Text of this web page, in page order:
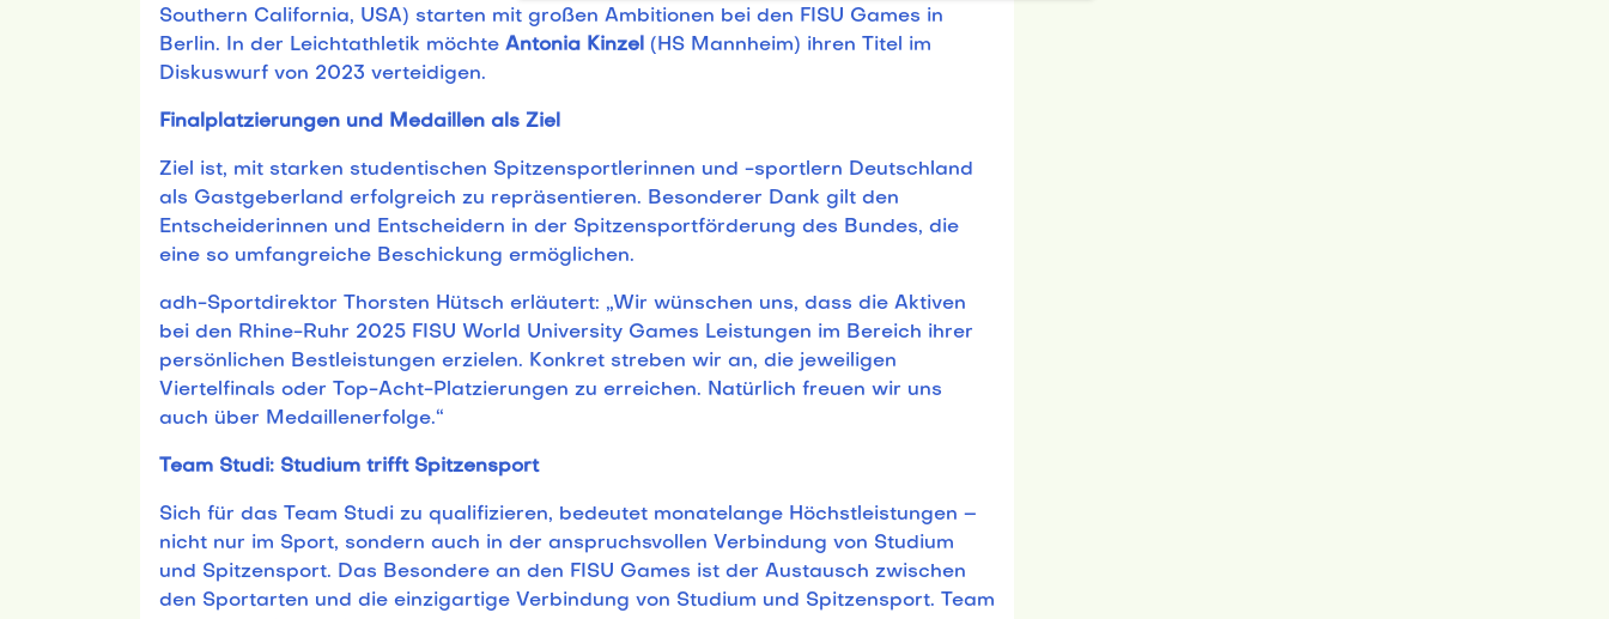
Southern California, USA) starten mit großen Ambitionen bei den FISU Games in
Berlin. In der Leichtathletik möchte Antonia Kinzel (HS Mannheim) ihren Titel im
Diskuswurf von 2023 verteidigen.
Finalplatzierungen und Medaillen als Ziel
Ziel ist, mit starken studentischen Spitzensportlerinnen und -sportlern Deutschland
als Gastgeberland erfolgreich zu repräsentieren. Besonderer Dank gilt den
Entscheiderinnen und Entscheidern in der Spitzensportförderung des Bundes, die
eine so umfangreiche Beschickung ermöglichen.
adh-Sportdirektor Thorsten Hütsch erläutert: „Wir wünschen uns, dass die Aktiven
bei den Rhine-Ruhr 2025 FISU World University Games Leistungen im Bereich ihrer
persönlichen Bestleistungen erzielen. Konkret streben wir an, die jeweiligen
Viertelfinals oder Top-Acht-Platzierungen zu erreichen. Natürlich freuen wir uns
auch über Medaillenerfolge.“
Team Studi: Studium trifft Spitzensport
Sich für das Team Studi zu qualifizieren, bedeutet monatelange Höchstleistungen –
nicht nur im Sport, sondern auch in der anspruchsvollen Verbindung von Studium
und Spitzensport. Das Besondere an den FISU Games ist der Austausch zwischen
den Sportarten und die einzigartige Verbindung von Studium und Spitzensport. Team